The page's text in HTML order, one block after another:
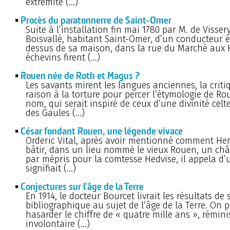
Procès du paratonnerre de Saint-Omer
Suite à l’installation fin mai 1780 par M. de
Boisvallé, habitant Saint-Omer, d’un conducteur
dessus de sa maison, dans la rue du Marché aux
échevins firent (…)
Rouen née de Roth et Magus ?
Les savants mirent les langues anciennes, la
raison à la torture pour percer l’étymologie de
nom, qui serait inspiré de ceux d’une divinité
des Gaules (…)
César fondant Rouen, une légende vivace
Orderic Vital, après avoir mentionné comment
bâtir, dans un lieu nommé le vieux Rouen, un
par mépris pour la comtesse Hedvise, il appela
signifiait (…)
Conjectures sur l'âge de la Terre
En 1914, le docteur Bourcet livrait les résultats de
bibliographique au sujet de l’âge de la Terre. On
hasarder le chiffre de « quatre mille ans »,
involontaire (…)